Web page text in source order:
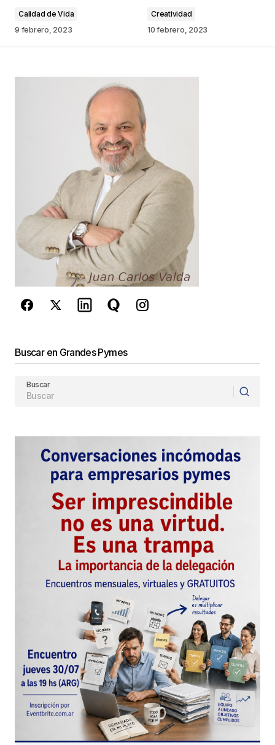
Comentario
*
Guarda mi nombre, correo electrónico y web en
este navegador para la próxima vez que
comente.
Este sitio esta protegido por
reCAPTCHA y laPolítica de
privacidady losTérminos del servicio
de Google se aplican.
Calidad de Vida
9 febrero, 2023
Creatividad
10 febrero, 2023
Buscar en Grandes Pymes
Buscar